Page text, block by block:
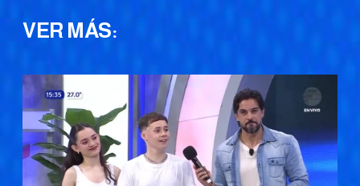
VER MÁS: